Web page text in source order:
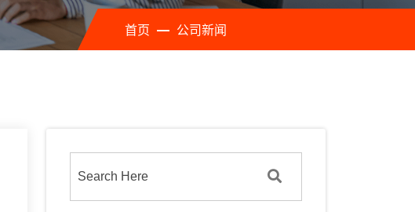
首页 公司新闻